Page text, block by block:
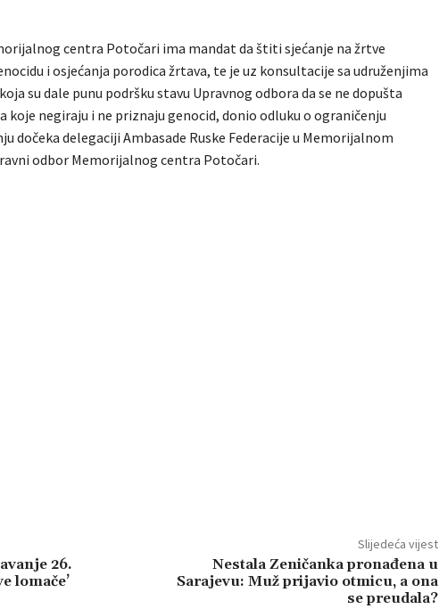
centra Potočari ima mandat da štiti sjećanje na žrtve
i osjećanja porodica žrtava, te je uz konsultacije sa udruženjima
su dale punu podršku stavu Upravnog odbora da se ne dopušta
koje negiraju i ne priznaju genocid, donio odluku o ograničenju
dočeka delegaciji Ambasade Ruske Federacije u Memorijalnom
odbor Memorijalnog centra Potočari.
26.
lomače’
Slijedeća vijest
Nestala Zeničanka pronađena u
Sarajevu: Muž prijavio otmicu, a ona
se preudala?